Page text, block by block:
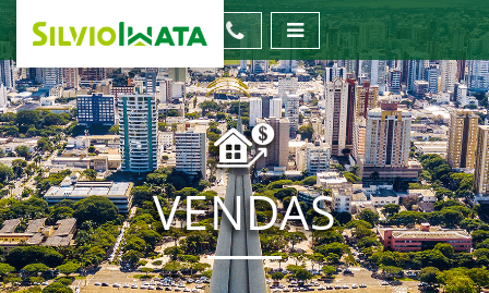
VENDAS